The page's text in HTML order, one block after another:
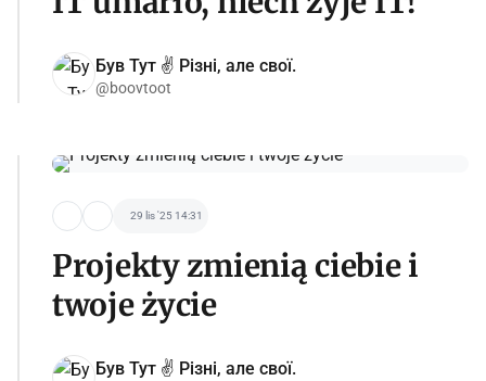
Був Тут ✌️ Різні, але свої.
@boovtoot
29 lis '25 14:31
Projekty zmienią ciebie i
twoje życie
Був Тут ✌️ Різні, але свої.